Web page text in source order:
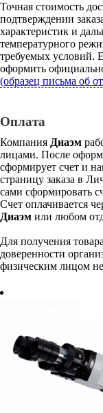
Точная стоимость
подтверждении
характеристик и
температурного
требуемых условий.
оформить
(образец письма об
Оплата
Компания Диаэм
лицами. После
сформирует счет и
страницу заказа в
сами сформировать
Счет оплачивается
Диаэм или любом
Для получения
доверенности
физическим лицом